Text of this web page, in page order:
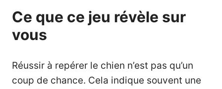
Ce que ce jeu révèle sur
vous
Réussir à repérer le chien n’est pas qu’un
coup de chance. Cela indique souvent une